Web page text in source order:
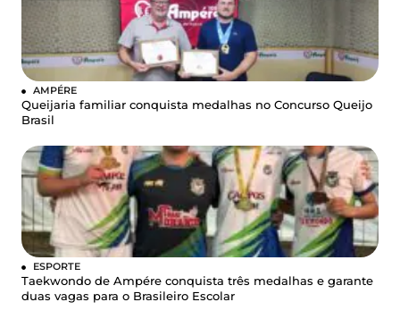
AMPÉRE
Queijaria familiar conquista medalhas no Concurso Queijo
Brasil
ESPORTE
Taekwondo de Ampére conquista três medalhas e garante
duas vagas para o Brasileiro Escolar